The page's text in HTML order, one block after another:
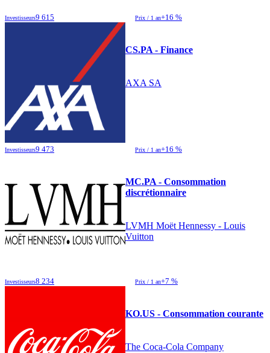
Investisseurs9 615 Prix / 1 an+16 %
CS.PA - Finance
AXA SA
Investisseurs9 473 Prix / 1 an+16 %
MC.PA - Consommation
discrétionnaire
LVMH Moët Hennessy - Louis
Vuitton
Investisseurs8 234 Prix / 1 an+7 %
KO.US - Consommation courante
The Coca-Cola Company